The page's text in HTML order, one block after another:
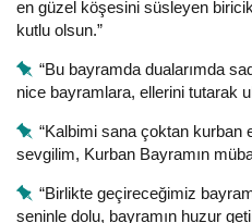
en güzel köşesini süsleyen
kutlu olsun.”
“Bu bayramda dualarımda
nice bayramlara, ellerini tutarak
“Kalbimi sana çoktan kurban
sevgilim, Kurban Bayramın
“Birlikte geçireceğimiz
seninle dolu, bayramın huzur